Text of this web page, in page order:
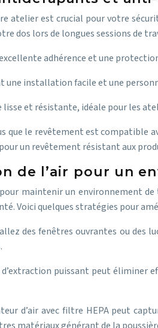
atelier est crucial pour votre
dos lors de longues sessions de
adhérence et une
installation facile et une
lisse et résistante, idéale pour les
que le revêtement est compatible
un revêtement résistant aux
de l’air pour un
maintenir un environnement
Voici quelques stratégies pour
des fenêtres ouvrantes ou des
puissant peut éliminer
d’air avec filtre HEPA peut